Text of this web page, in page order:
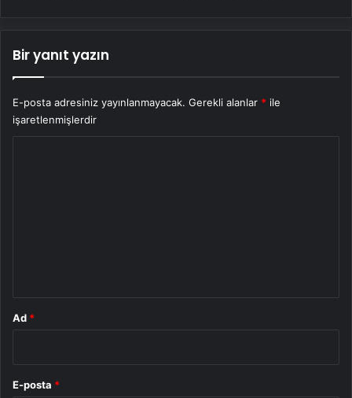
Bir yanıt yazın
E-posta adresiniz yayınlanmayacak. Gerekli alanlar * ile
işaretlenmişlerdir
Ad *
E-posta *